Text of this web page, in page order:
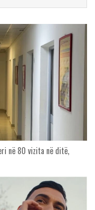
në 80 vizita në ditë,